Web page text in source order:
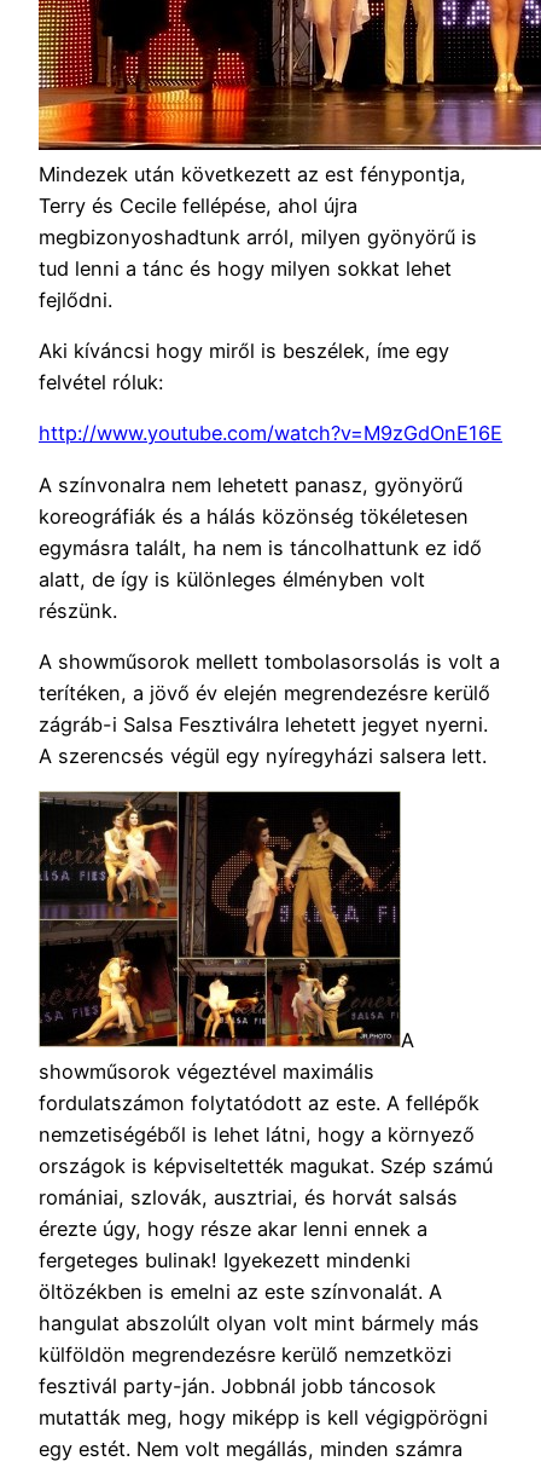
Mindezek után következett az est fénypontja,
Terry és Cecile fellépése, ahol újra
megbizonyoshadtunk arról, milyen gyönyörű is
tud lenni a tánc és hogy milyen sokkat lehet
fejlődni.
Aki kíváncsi hogy miről is beszélek, íme egy
felvétel róluk:
http://www.youtube.com/watch?v=M9zGdOnE16E
A színvonalra nem lehetett panasz, gyönyörű
koreográfiák és a hálás közönség tökéletesen
egymásra talált, ha nem is táncolhattunk ez idő
alatt, de így is különleges élményben volt
részünk.
A showműsorok mellett tombolasorsolás is volt a
terítéken, a jövő év elején megrendezésre kerülő
zágráb-i Salsa Fesztiválra lehetett jegyet nyerni.
A szerencsés végül egy nyíregyházi salsera lett.
A
showműsorok végeztével maximális
fordulatszámon folytatódott az este. A fellépők
nemzetiségéből is lehet látni, hogy a környező
országok is képviseltették magukat. Szép számú
romániai, szlovák, ausztriai, és horvát salsás
érezte úgy, hogy része akar lenni ennek a
fergeteges bulinak! Igyekezett mindenki
öltözékben is emelni az este színvonalát. A
hangulat abszolúlt olyan volt mint bármely más
külföldön megrendezésre kerülő nemzetközi
fesztivál party-ján. Jobbnál jobb táncosok
mutatták meg, hogy miképp is kell végigpörögni
egy estét. Nem volt megállás, minden számra